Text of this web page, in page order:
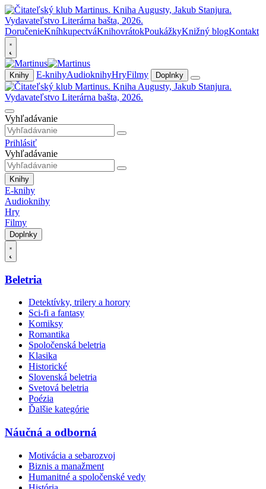
DoručenieKníhkupectváKnihovrátokPoukážkyKnižný blogKontakt
Knihy E-knihyAudioknihyHryFilmy Doplnky
Vyhľadávanie
Prihlásiť
Vyhľadávanie
Knihy
E-knihy
Audioknihy
Hry
Filmy
Doplnky
Beletria
Detektívky, trilery a horory
Sci-fi a fantasy
Komiksy
Romantika
Spoločenská beletria
Klasika
Historické
Slovenská beletria
Svetová beletria
Poézia
Ďalšie kategórie
Náučná a odborná
Motivácia a sebarozvoj
Biznis a manažment
Humanitné a spoločenské vedy